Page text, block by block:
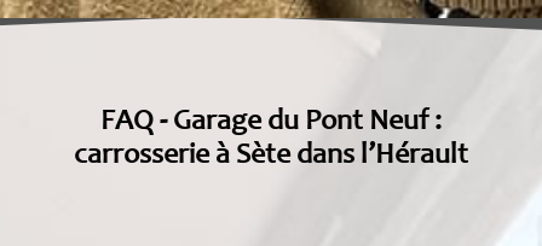
FAQ - Garage du Pont Neuf :
carrosserie à Sète dans l’Hérault